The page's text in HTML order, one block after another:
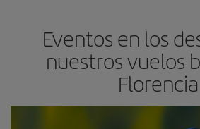
Eventos en los
nuestros vuelos
Florencia